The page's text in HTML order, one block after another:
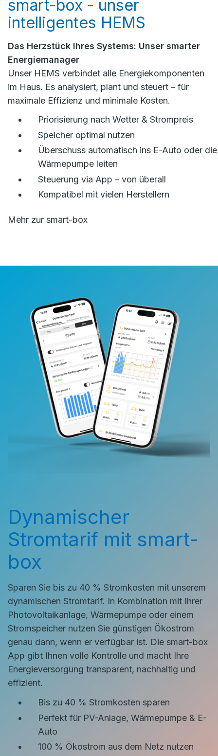
smart-box - unser
intelligentes HEMS
Das Herzstück Ihres Systems: Unser smarter
Energiemanager
Unser HEMS verbindet alle Energiekomponenten
im Haus. Es analysiert, plant und steuert – für
maximale Effizienz und minimale Kosten.
Priorisierung nach Wetter & Strompreis
Speicher optimal nutzen
Überschuss automatisch ins E-Auto oder die
Wärmepumpe leiten
Steuerung via App – von überall
Kompatibel mit vielen Herstellern
Mehr zur smart-box
Dynamischer
Stromtarif mit smart-
box
Sparen Sie bis zu 40 % Stromkosten mit unserem
dynamischen Stromtarif. In Kombination mit Ihrer
Photovoltaikanlage, Wärmepumpe oder einem
Stromspeicher nutzen Sie günstigen Ökostrom
genau dann, wenn er verfügbar ist. Die smart-box
App gibt Ihnen volle Kontrolle und macht Ihre
Energieversorgung transparent, nachhaltig und
effizient.
Bis zu 40 % Stromkosten sparen
Perfekt für PV-Anlage, Wärmepumpe & E-
Auto
100 % Ökostrom aus dem Netz nutzen